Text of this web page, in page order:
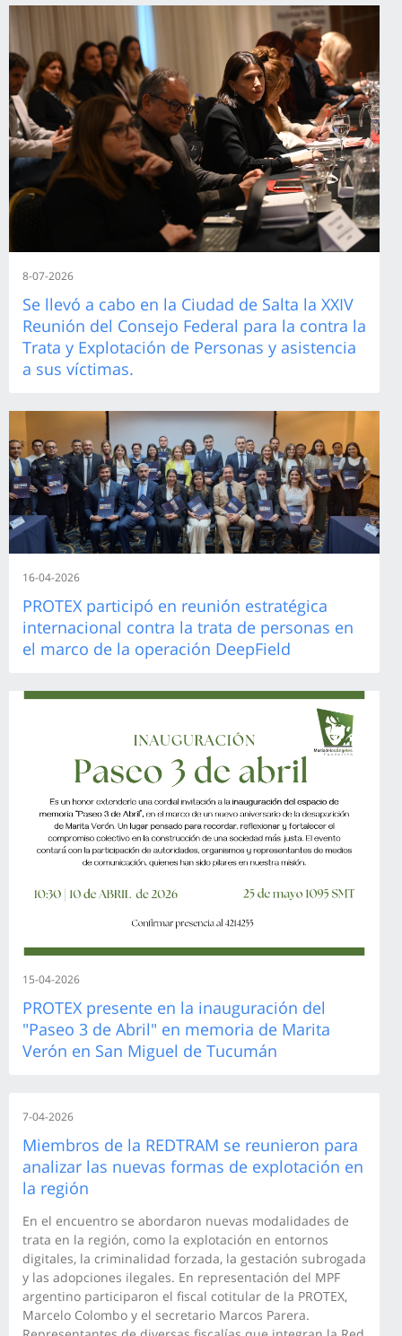
8-07-2026
Se llevó a cabo en la Ciudad de Salta la XXIV
Reunión del Consejo Federal para la contra la
Trata y Explotación de Personas y asistencia
a sus víctimas.
16-04-2026
PROTEX participó en reunión estratégica
internacional contra la trata de personas en
el marco de la operación DeepField
15-04-2026
PROTEX presente en la inauguración del
"Paseo 3 de Abril" en memoria de Marita
Verón en San Miguel de Tucumán
7-04-2026
Miembros de la REDTRAM se reunieron para
analizar las nuevas formas de explotación en
la región
En el encuentro se abordaron nuevas modalidades de
trata en la región, como la explotación en entornos
digitales, la criminalidad forzada, la gestación subrogada
y las adopciones ilegales. En representación del MPF
argentino participaron el fiscal cotitular de la PROTEX,
Marcelo Colombo y el secretario Marcos Parera.